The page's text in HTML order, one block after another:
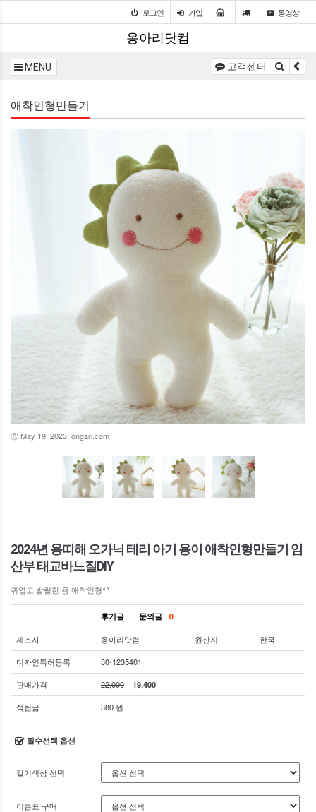
로그인 가입 동영상
옹아리닷컴
MENU 고객센터
애착인형만들기
ⓒ May 19. 2023, ongari.com
2024년 용띠해 오가닉 테리 아기 용이 애착인형만들기 임
산부 태교바느질DIY
귀엽고 발랄한 용 애착인형^^
후기글 문의글 0
제조사 옹아리닷컴 원산지
한국
디자인특허등록
30-1235401
판매가격
22,000 19,400
적립금 380 원
필수선택 옵션
갈기색상 선택
이름표 구매